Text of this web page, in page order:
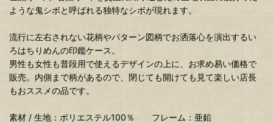
ような鬼シボと呼ばれる独特なシボが現れます。
流行に左右されない花柄やパターン図柄でお洒落心を演出するい
ろはちりめんの印鑑ケース。
男性も女性も普段用で使えるデザインの上に、お求め易い価格で
販売。内側まで柄があるので、閉じても開けても見て楽しい店長
もおススメの品です。
素材 / 生地：ポリエステル100％ フレーム：亜鉛